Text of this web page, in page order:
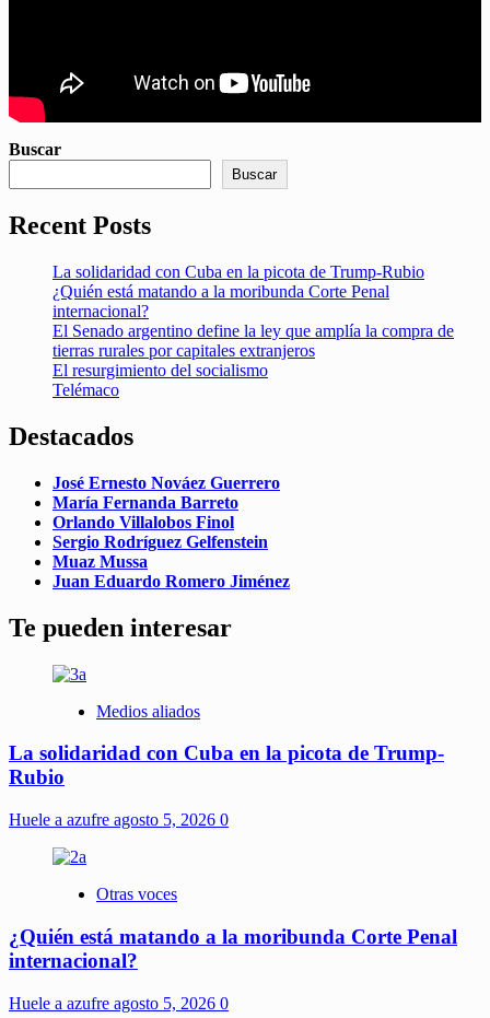
Buscar
Buscar
Recent Posts
La solidaridad con Cuba en la picota de Trump-Rubio
¿Quién está matando a la moribunda Corte Penal
internacional?
El Senado argentino define la ley que amplía la compra de
tierras rurales por capitales extranjeros
El resurgimiento del socialismo
Telémaco
Destacados
José Ernesto Nováez Guerrero
María Fernanda Barreto
Orlando Villalobos Finol
Sergio Rodríguez Gelfenstein
Muaz Mussa
Juan Eduardo Romero Jiménez
Te pueden interesar
Medios aliados
La solidaridad con Cuba en la picota de Trump-
Rubio
Huele a azufre agosto 5, 2026 0
Otras voces
¿Quién está matando a la moribunda Corte Penal
internacional?
Huele a azufre agosto 5, 2026 0